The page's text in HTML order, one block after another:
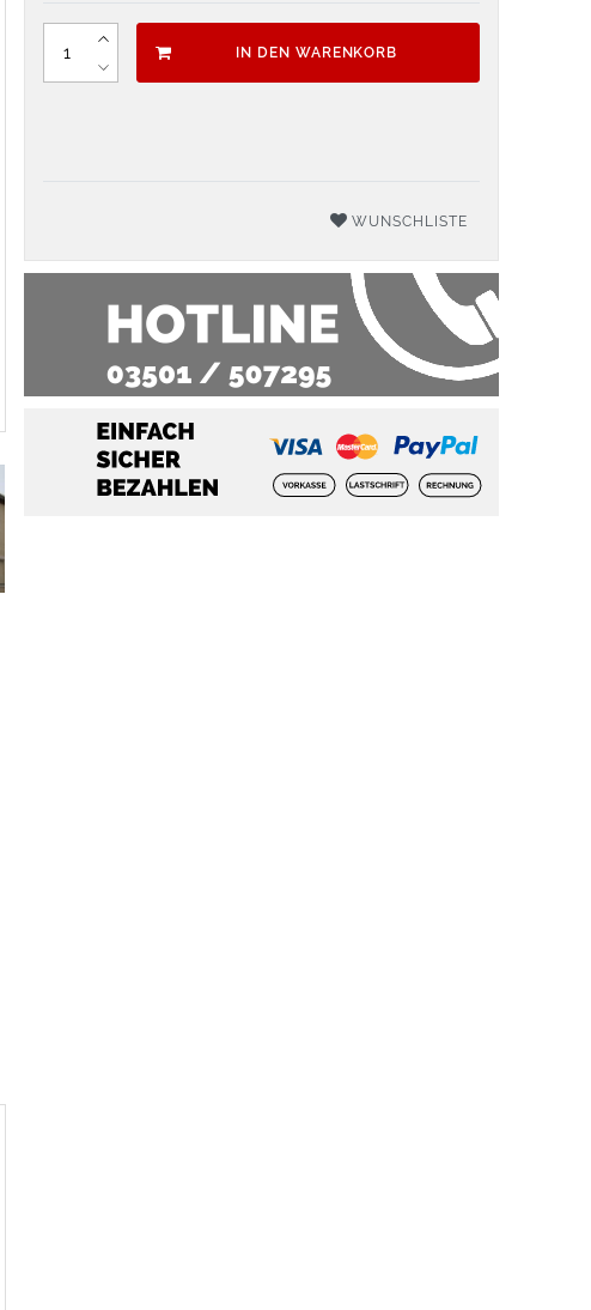
IN DEN WARENKORB
WUNSCHLISTE